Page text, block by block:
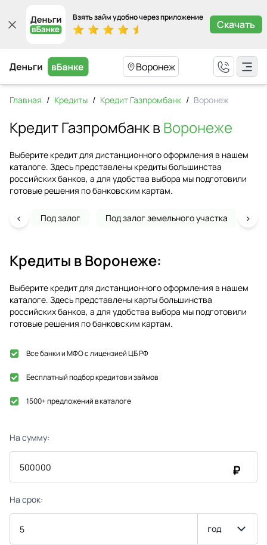
Взять займ удобно через приложение
Скачать
Воронеж
Главная / Кредиты / Кредит Газпромбанк / Воронеж
Кредит Газпромбанк вВоронеже
Выберите кредит для дистанционного оформления в нашем
каталоге. Здесь представлены кредиты большинства
российских банков, а для удобства выбора мы подготовили
готовые решения по банковским картам.
Под залог Под залог земельного участка
‹ ›
Кредиты вВоронеже:
Выберите кредит для дистанционного оформления в нашем
каталоге. Здесь представлены карты большинства
российских банков, а для удобства выбора мы подготовили
готовые решения по банковским картам.
Все банки и МФО с лицензией ЦБ РФ
Бесплатный подбор кредитов и займов
1500+ предложений в каталоге
На сумму:
₽
На срок:
год